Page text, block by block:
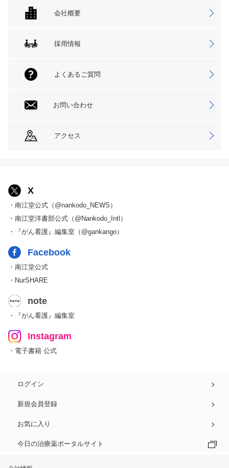
会社概要
採用情報
よくあるご質問
お問い合わせ
アクセス
X
・南江堂公式（@nankodo_NEWS）
・南江堂洋書部公式（@Nankodo_Intl）
・『がん看護』編集室（@gankango）
Facebook
・南江堂公式
・NurSHARE
note
・『がん看護』編集室
Instagram
・電子書籍 公式
ログイン
新規会員登録
お気に入り
今日の治療薬ポータルサイト